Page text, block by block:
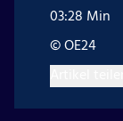
03:28 Min
© OE24